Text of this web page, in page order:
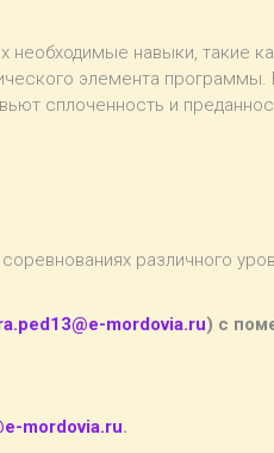
необходимые навыки, такие
элемента программы.
сплоченность и
различного
mordovia.ru) с
mordovia.ru.